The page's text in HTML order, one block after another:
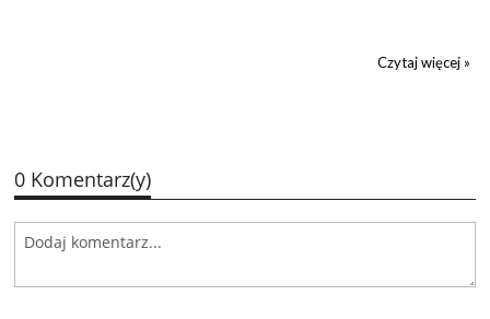
Czytaj więcej »
0 Komentarz(y)